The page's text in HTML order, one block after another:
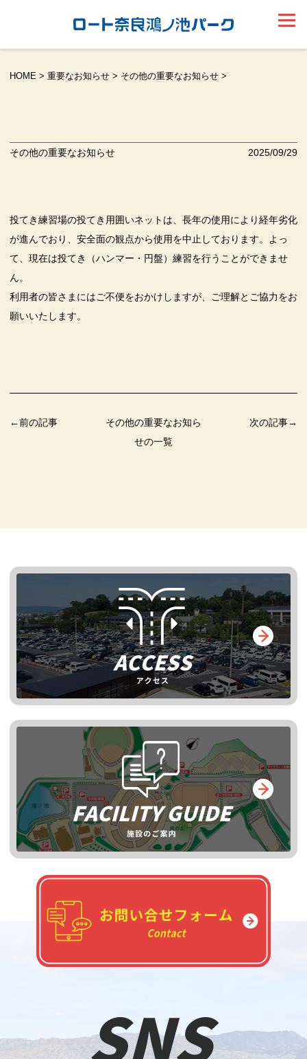
HOME > 重要なお知らせ > その他の重要なお知らせ >
その他の重要なお知らせ 2025/09/29
投てき練習場の投てき用囲いネットは、長年の使用により経年劣化
が進んでおり、安全面の観点から使用を中止しております。よっ
て、現在は投てき（ハンマー・円盤）練習を行うことができませ
ん。
利用者の皆さまにはご不便をおかけしますが、ご理解とご協力をお
願いいたします。
←前の記事
その他の重要なお知ら
せの一覧
次の記事→